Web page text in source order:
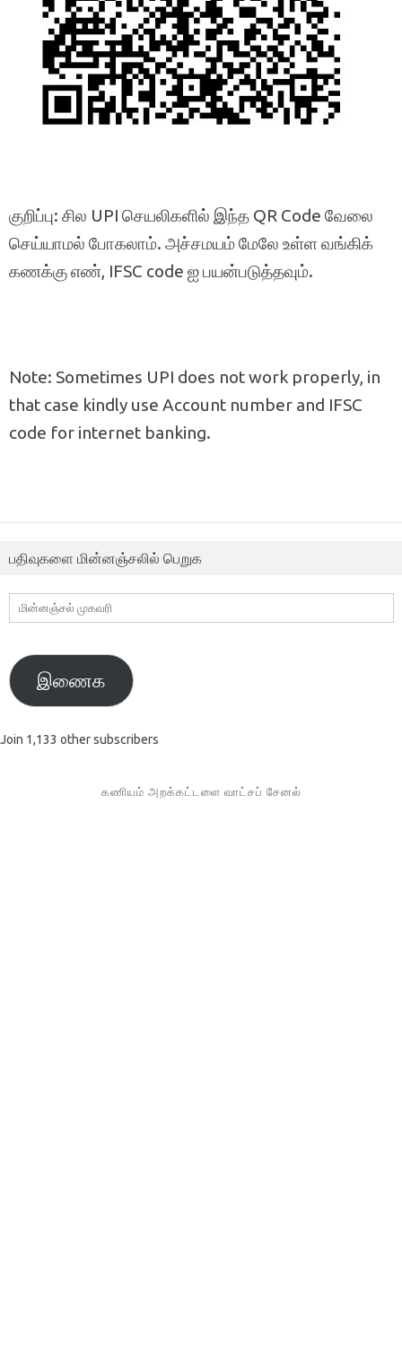
குறிப்பு: சில UPI செயலிகளில் இந்த QR Code வேலை
செய்யாமல் போகலாம். அச்சமயம் மேலே உள்ள வங்கிக்
கணக்கு எண், IFSC code ஐ பயன்படுத்தவும்.
Note: Sometimes UPI does not work properly, in
that case kindly use Account number and IFSC
code for internet banking.
பதிவுகளை மின்னஞ்சலில் பெறுக
மின்னஞ்சல்
முகவரி
இணைக
Join 1,133 other subscribers
கணியம் அறக்கட்டளை வாட்சப் சேனல்